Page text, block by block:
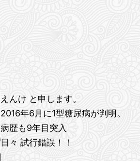
えんけ と申します。
2016年6月に1型糖尿病が判明。
病歴も9年目突入
日々 試行錯誤！！